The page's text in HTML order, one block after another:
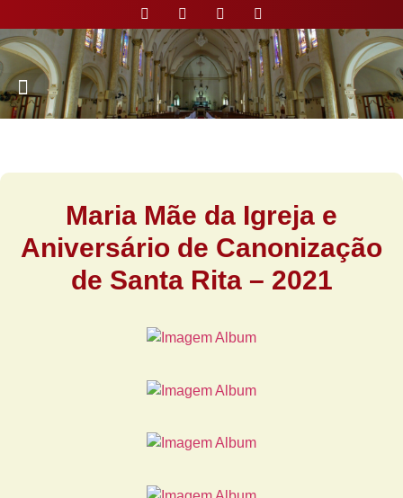
Maria Mãe da Igreja e
Aniversário de Canonização
de Santa Rita – 2021